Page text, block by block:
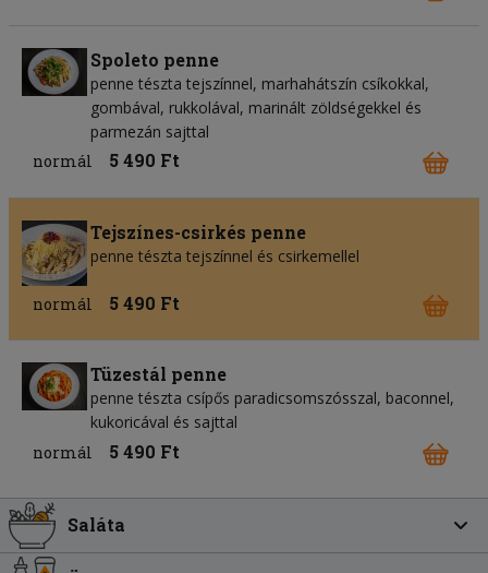
Spoleto penne
penne tészta tejszínnel, marhahátszín csíkokkal,
gombával, rukkolával, marinált zöldségekkel és
parmezán sajttal
normál
5 490 Ft
Tejszínes-csirkés penne
penne tészta tejszínnel és csirkemellel
normál 5 490 Ft
Tüzestál penne
penne tészta csípős paradicsomszósszal, baconnel,
kukoricával és sajttal
normál
5 490 Ft
Saláta